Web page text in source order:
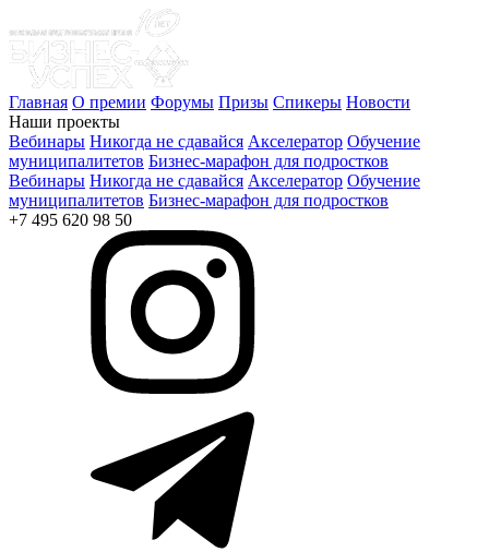
Главная О премии Форумы Призы Спикеры Новости
Наши проекты
Вебинары Никогда не сдавайся Акселератор Обучение
муниципалитетов Бизнес-марафон для подростков
Вебинары Никогда не сдавайся Акселератор Обучение
муниципалитетов Бизнес-марафон для подростков
+7 495 620 98 50